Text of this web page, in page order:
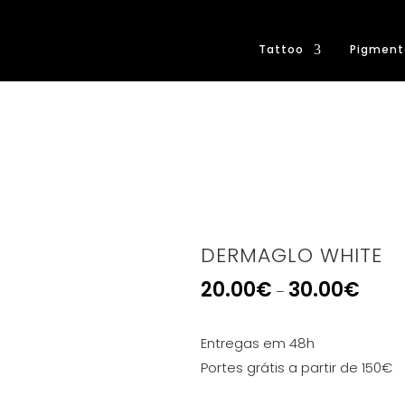
Tattoo
DERMAGLO WHITE
20.00€ – 30.00€
Entregas em 48h
Portes grátis a partir de 150€